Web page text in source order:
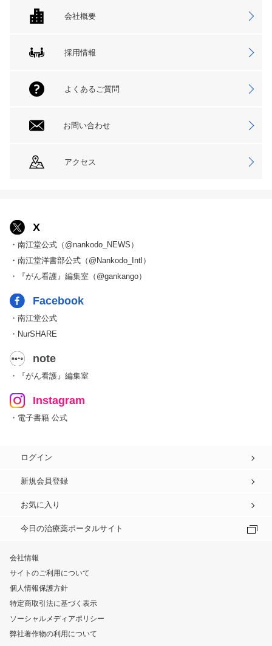
会社概要
採用情報
よくあるご質問
お問い合わせ
アクセス
X
・南江堂公式（@nankodo_NEWS）
・南江堂洋書部公式（@Nankodo_Intl）
・『がん看護』編集室（@gankango）
Facebook
・南江堂公式
・NurSHARE
note
・『がん看護』編集室
Instagram
・電子書籍 公式
ログイン
新規会員登録
お気に入り
今日の治療薬ポータルサイト
会社情報
サイトのご利用について
個人情報保護方針
特定商取引法に基づく表示
ソーシャルメディアポリシー
弊社著作物の利用について